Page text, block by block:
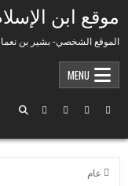
موقع ابن
الموقع الشخصي- بشير بن
MENU
POSTED IN
عام